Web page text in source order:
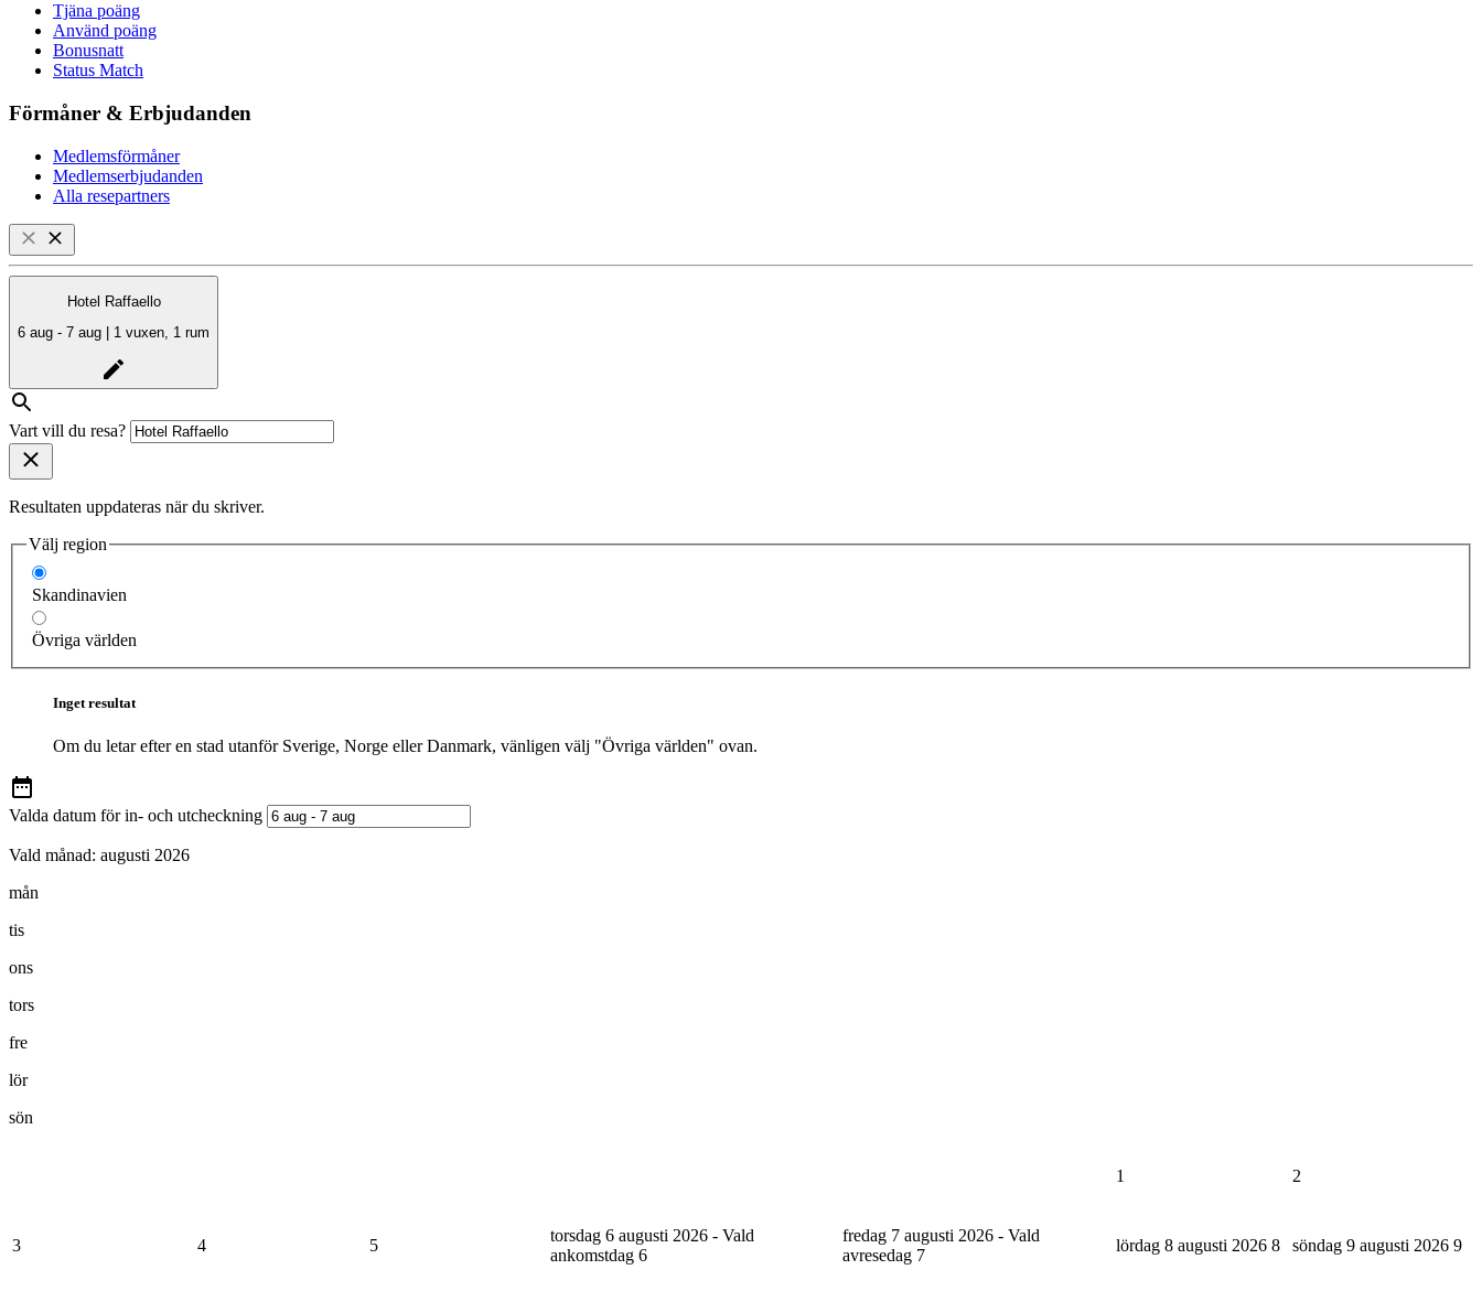
Tjäna poäng
Använd poäng
Bonusnatt
Status Match
Förmåner & Erbjudanden
Medlemsförmåner
Medlemserbjudanden
Alla resepartners
Hotel Raffaello
6 aug - 7 aug | 1 vuxen, 1 rum
Vart vill du resa?
Resultaten uppdateras när du skriver.
Välj region
Skandinavien
Övriga världen
Inget resultat
Om du letar efter en stad utanför Sverige, Norge eller Danmark, vänligen välj "Övriga världen" ovan.
Valda datum för in- och utcheckning
Vald månad: augusti 2026
mån
tis
ons
tors
fre
lör
sön
1 2
3 4 5
torsdag 6 augusti 2026 - Vald
ankomstdag 6
fredag 7 augusti 2026 - Vald
avresedag 7
lördag 8 augusti 2026 8 söndag 9 augusti 2026 9